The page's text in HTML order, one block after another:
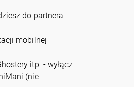
do partnera
mobilnej
itp. - wyłącz
(nie